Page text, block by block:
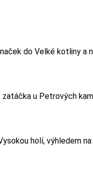
do Velké kotliny a
u Petrových
holí, výhledem